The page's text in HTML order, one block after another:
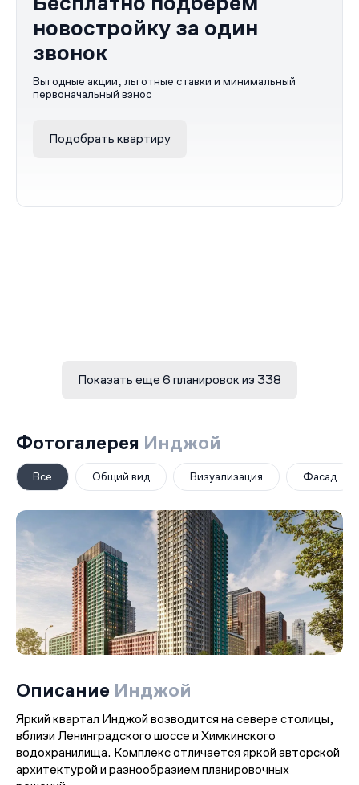
новостройку за один
звонок
Выгодные акции, льготные ставки и минимальный
первоначальный взнос
Подобрать квартиру
Показать еще 6 планировок из 338
Фотогалерея Инджой
Все Общий вид Визуализация Фасад
Описание Инджой
Яркий квартал Инджой возводится на севере столицы,
вблизи Ленинградского шоссе и Химкинского
водохранилища. Комплекс отличается яркой авторской
архитектурой и разнообразием планировочных